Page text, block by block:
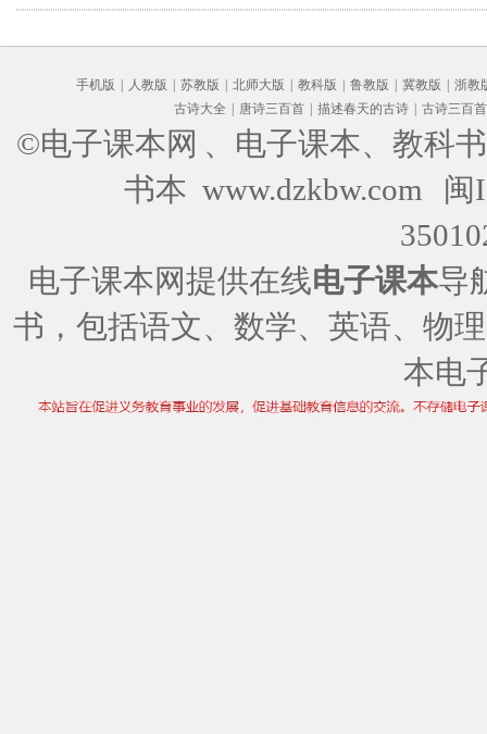
术与工程
手机版 人教版 苏教版 北师大版 教科版 鲁教版 冀教版
浙教
古诗大全
唐诗三百首 描述春天的古诗 古诗三百首
©电子课本网 、电子课本、教科
书本 www.dzkbw.com
闽
电子课本网提供在线电子课本导
书，包括语文、数学、英语、物
本电